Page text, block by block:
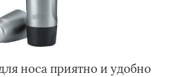
носа приятно и удобно